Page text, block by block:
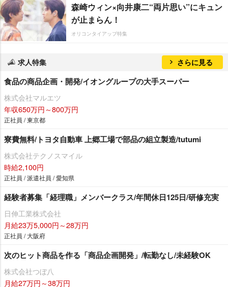
森崎ウィン×向井康二“両片思い”にキュン
が止まらん！
オリコンタイアップ特集
求人特集 さらに見る
食品の商品企画・開発/イオングループの大手スーパー
株式会社マルエツ
年収650万円～800万円
正社員 / 東京都
寮費無料/トヨタ自動車 上郷工場で部品の組立製造/tutumi
株式会社テクノスマイル
時給2,100円
正社員 / 派遣社員 / 愛知県
経験者募集「経理職」メンバークラス/年間休日125日/研修充実
日伸工業株式会社
月給23万5,000円～28万円
正社員 / 大阪府
次のヒット商品を作る「商品企画開発」/転勤なし/未経験OK
株式会社つぼ八
月給27万円～38万円